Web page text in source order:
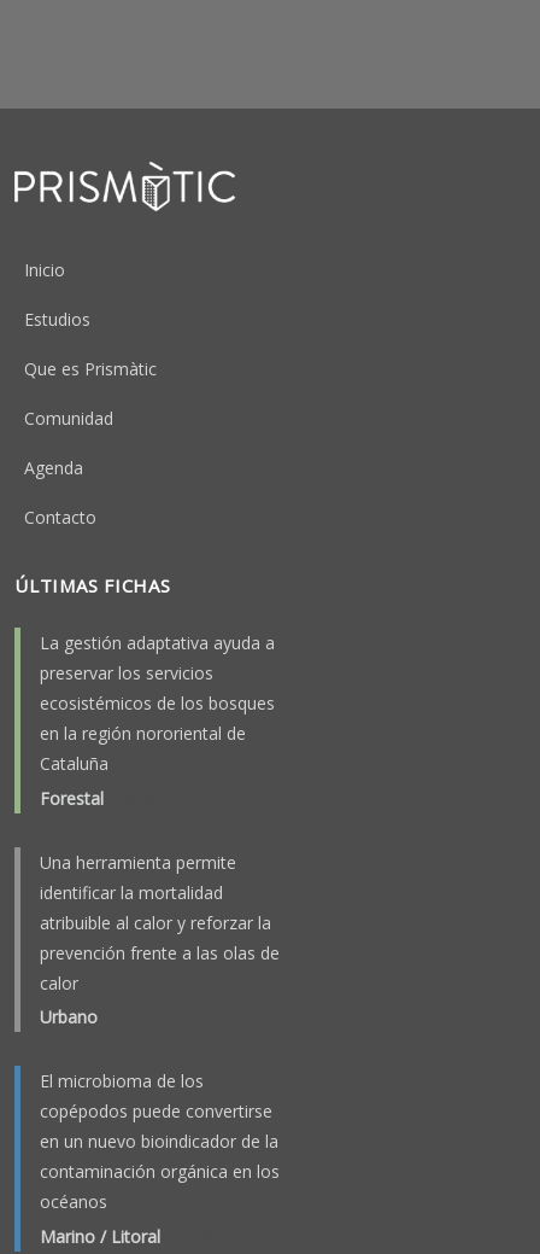
Peu
Inicio
Estudios
Que es Prismàtic
Comunidad
Agenda
Contacto
ÚLTIMAS FICHAS
La gestión adaptativa ayuda a
preservar los servicios
ecosistémicos de los bosques
en la región nororiental de
Cataluña
Forestal
Una herramienta permite
identificar la mortalidad
atribuible al calor y reforzar la
prevención frente a las olas de
calor
Urbano
El microbioma de los
copépodos puede convertirse
en un nuevo bioindicador de la
contaminación orgánica en los
océanos
Marino / Litoral